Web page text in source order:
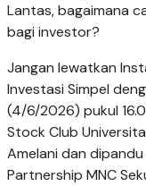
Lantas, bagaimana
bagi investor?
Jangan lewatkan
Investasi Simpel
(4/6/2026) pukul
Stock Club
Amelani dan
Partnership MNC